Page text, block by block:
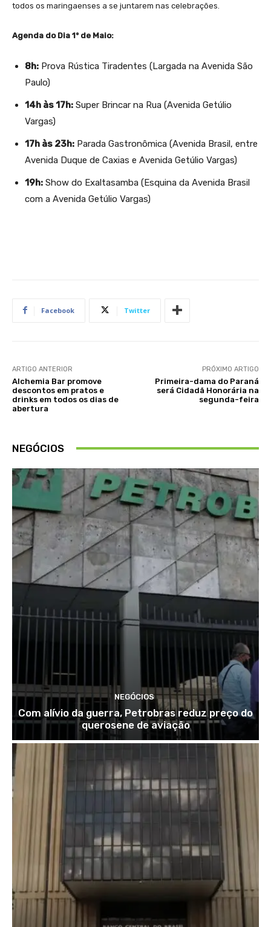
todos os maringaenses a se juntarem nas celebrações.
Agenda do Dia 1º de Maio:
8h: Prova Rústica Tiradentes (Largada na Avenida São
Paulo)
14h às 17h: Super Brincar na Rua (Avenida Getúlio
Vargas)
17h às 23h: Parada Gastronômica (Avenida Brasil, entre
Avenida Duque de Caxias e Avenida Getúlio Vargas)
19h: Show do Exaltasamba (Esquina da Avenida Brasil
com a Avenida Getúlio Vargas)
Facebook Twitter
ARTIGO ANTERIOR
Alchemia Bar promove
descontos em pratos e
drinks em todos os dias de
abertura
PRÓXIMO ARTIGO
Primeira-dama do Paraná
será Cidadã Honorária na
segunda-feira
NEGÓCIOS
NEGÓCIOS
Com alívio da guerra, Petrobras reduz preço do
querosene de aviação